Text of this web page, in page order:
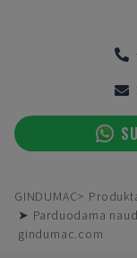
GINDUMAC
➤ Parduodama
gindumac.com